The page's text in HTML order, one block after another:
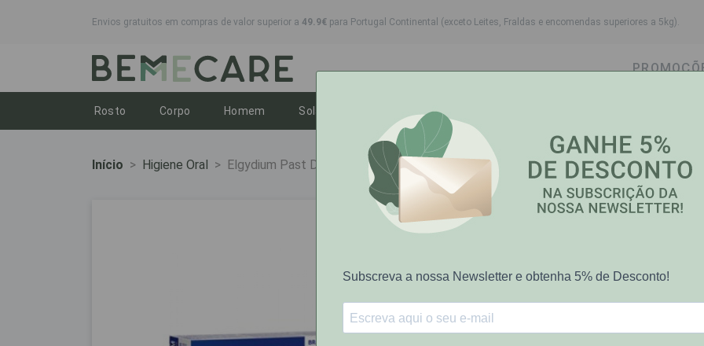
Envios gratuitos em compras de valor superior a 49.9€ para Portugal Continental (exceto Leites, Fraldas e encomendas superiores a 5kg).
Rosto Toggle dropdown
Corpo Toggle dropdown
Homem Toggle dropdown
Solares Toggle dropdownToggle dropdown
Higiene Oral
Início Higiene Oral Elgydium Past Dent Branq 75Ml
13%
Elgydium
Elgydium
Preço riscado representa PVP